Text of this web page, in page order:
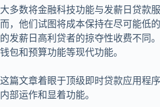
大多数将金融科技功能与发薪日贷款
而，他们试图将成本保持在尽可能低
的发薪日高利贷者的掠夺性收费不同
钱包和预算功能等现代功能。
这篇文章着眼于顶级即时贷款应用程
内部运作和显着功能。